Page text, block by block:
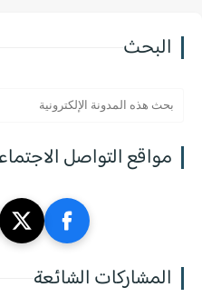
البحث
مواقع التواصل الاجتماعي
المشاركات الشائعة